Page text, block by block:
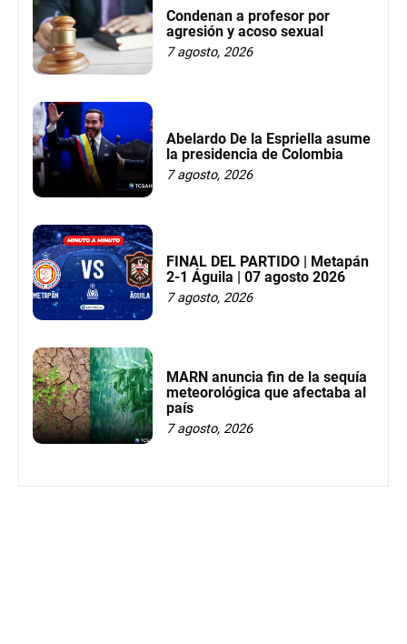
Condenan a profesor por
agresión y acoso sexual
7 agosto, 2026
Abelardo De la Espriella asume
la presidencia de Colombia
7 agosto, 2026
FINAL DEL PARTIDO | Metapán
2-1 Águila | 07 agosto 2026
7 agosto, 2026
MARN anuncia fin de la sequía
meteorológica que afectaba al
país
7 agosto, 2026